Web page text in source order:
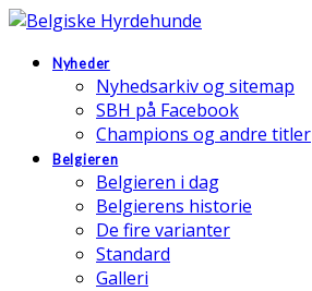
Nyheder
Nyhedsarkiv og sitemap
SBH på Facebook
Champions og andre titler
Belgieren
Belgieren i dag
Belgierens historie
De fire varianter
Standard
Galleri